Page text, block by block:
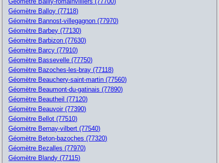
Géomètre Balloy (77118)
Géomètre Bannost-villegagnon (77970)
Géomètre Barbey (77130)
Géomètre Barbizon (77630)
Géomètre Barcy (77910)
Géomètre Bassevelle (77750)
Géomètre Bazoches-les-bray (77118)
Géomètre Beauchery-saint-martin (77560)
Géomètre Beaumont-du-gatinais (77890)
Géomètre Beautheil (77120)
Géomètre Beauvoir (77390)
Géomètre Bellot (77510)
Géomètre Bernay-vilbert (77540)
Géomètre Beton-bazoches (77320)
Géomètre Bezalles (77970)
Géomètre Blandy (77115)